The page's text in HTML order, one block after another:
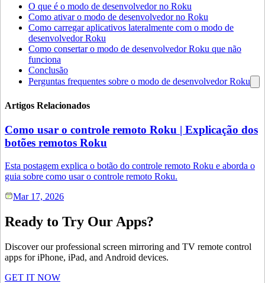
O que é o modo de desenvolvedor no Roku
Como ativar o modo de desenvolvedor no Roku
Como carregar aplicativos lateralmente com o modo de
desenvolvedor Roku
Como consertar o modo de desenvolvedor Roku que não
funciona
Conclusão
Perguntas frequentes sobre o modo de desenvolvedor Roku
Artigos Relacionados
Como usar o controle remoto Roku | Explicação dos
botões remotos Roku
Esta postagem explica o botão do controle remoto Roku e aborda o
guia sobre como usar o controle remoto Roku.
Mar 17, 2026
Ready to Try Our Apps?
Discover our professional screen mirroring and TV remote control
apps for iPhone, iPad, and Android devices.
GET IT NOW